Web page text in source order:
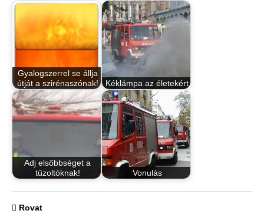
Gyalogszerrel se állja
útját a szirénaszónak!
Kéklámpa az életekért
Adj elsőbbséget a
tűzoltóknak!
Vonulás
Rovat